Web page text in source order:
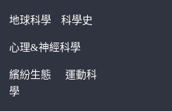
地球科學 科學史
心理&神經科學
繽紛生態運動科
學